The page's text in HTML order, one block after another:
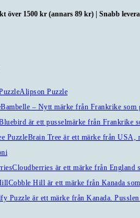
över 1500 kr (annars 89 kr) | Snabb
Alipson Puzzle
Bambelle – Nytt märke från Frankrike som
är ett pusselmärke från Frankrike
PuzzleBrain Tree är ett märke från USA,
Cloudberries är ett märke från England
Cobble Hill är ett märke från Kanada
Puzzle är ett märke från Kanada.